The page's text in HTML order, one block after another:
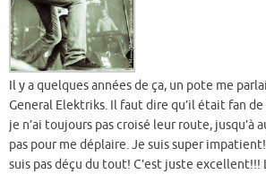
Il y a quelques années de ça, un pote me
General Elektriks. Il faut dire qu’il était fan
je n’ai toujours pas croisé leur route, jusqu’à
pas pour me déplaire. Je suis super
suis pas déçu du tout! C’est juste excellent!!!